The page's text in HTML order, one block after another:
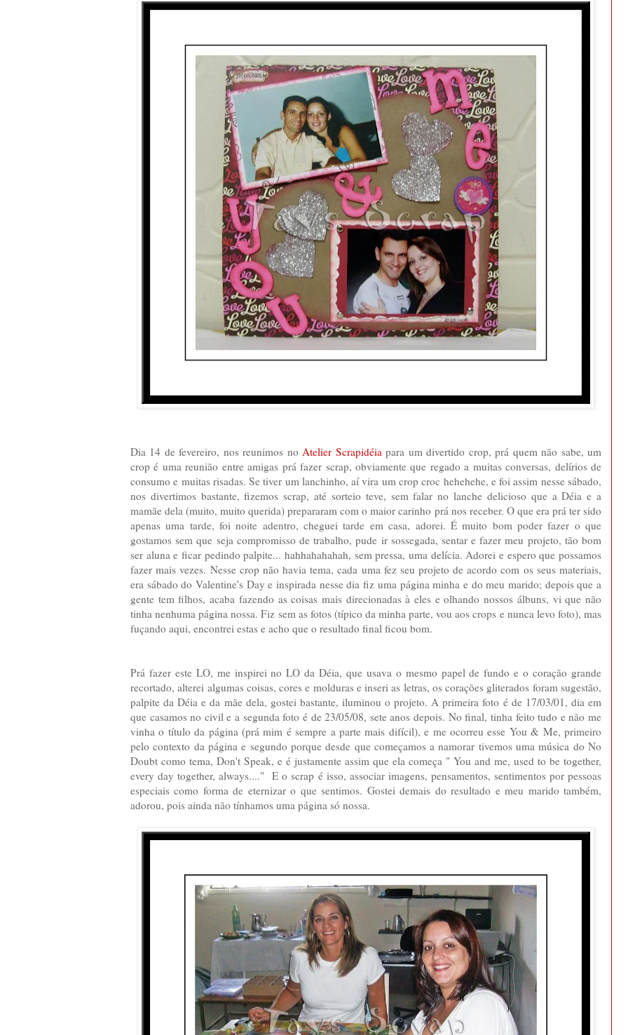
Dia 14 de fevereiro, nos reunimos noAtelier Scrapidéiapara um divertido crop, prá quem não sabe, um
crop é uma reunião entre amigas prá fazer scrap, obviamente que regado a muitas conversas, delírios de
consumo e muitas risadas. Se tiver um lanchinho, aí vira um crop croc hehehehe, e foi assim nesse sábado,
nos divertimos bastante, fizemos scrap, até sorteio teve, sem falar no lanche delicioso que a Déia e a
mamãe dela (muito, muito querida) prepararam com o maior carinho prá nos receber. O que era prá ter sido
apenas uma tarde, foi noite adentro, cheguei tarde em casa, adorei. É muito bom poder fazer o que
gostamos sem que seja compromisso de trabalho, pude ir sossegada, sentar e fazer meu projeto, tão bom
ser aluna e ficar pedindo palpite... hahhahahahah, sem pressa, uma delícia. Adorei e espero que possamos
fazer mais vezes. Nesse crop não havia tema, cada uma fez seu projeto de acordo com os seus materiais,
era sábado do Valentine's Day e inspirada nesse dia fiz uma página minha e do meu marido; depois que a
gente tem filhos, acaba fazendo as coisas mais direcionadas à eles e olhando nossos álbuns, vi que não
tinha nenhuma página nossa. Fiz sem as fotos (típico da minha parte, vou aos crops e nunca levo foto), mas
fuçando aqui, encontrei estas e acho que o resultado final ficou bom.
Prá fazer este LO, me inspirei no LO da Déia, que usava o mesmo papel de fundo e o coração grande
recortado, alterei algumas coisas, cores e molduras e inseri as letras, os corações gliterados foram sugestão,
palpite da Déia e da mãe dela, gostei bastante, iluminou o projeto. A primeira foto é de 17/03/01, dia em
que casamos no civil e a segunda foto é de 23/05/08, sete anos depois. No final, tinha feito tudo e não me
vinha o título da página (prá mim é sempre a parte mais difícil), e me ocorreu esse You & Me, primeiro
pelo contexto da página e segundo porque desde que começamos a namorar tivemos uma música do No
Doubt como tema, Don't Speak, e é justamente assim que ela começa " You and me, used to be together,
every day together, always...." E o scrap é isso, associar imagens, pensamentos, sentimentos por pessoas
especiais como forma de eternizar o que sentimos. Gostei demais do resultado e meu marido também,
adorou, pois ainda não tínhamos uma página só nossa.